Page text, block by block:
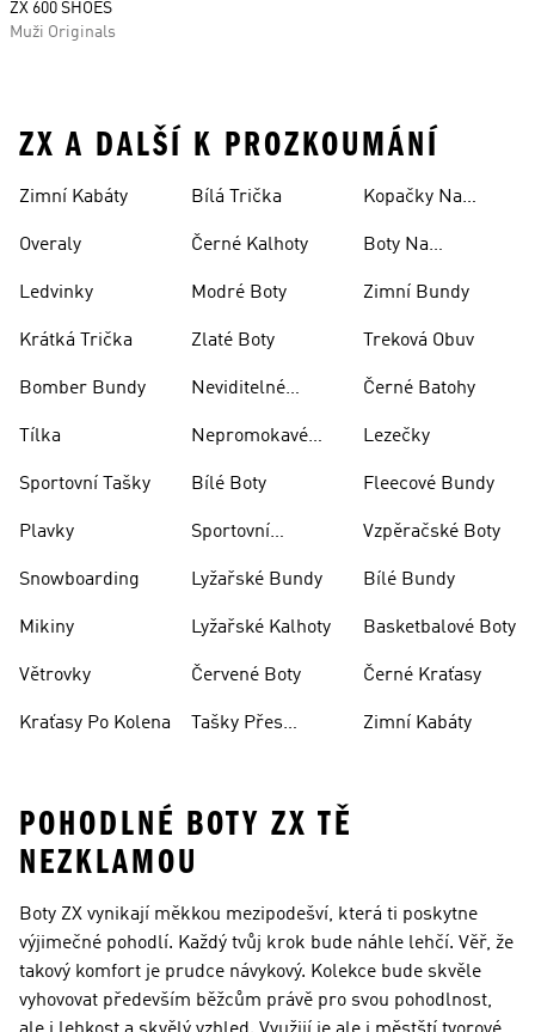
ZX 600 SHOES
Muži Originals
ZX A DALŠÍ K PROZKOUMÁNÍ
Zimní Kabáty
Overaly
Ledvinky
Krátká Trička
Bomber Bundy
Tílka
Sportovní Tašky
Plavky
Snowboarding
Mikiny
Větrovky
Kraťasy Po Kolena
Bílá Trička
Černé Kalhoty
Modré Boty
Zlaté Boty
Neviditelné
Nepromokavé
Bílé Boty
Sportovní
Lyžařské Bundy
Lyžařské Kalhoty
Červené Boty
Tašky Přes
Kopačky Na
Boty Na
Zimní Bundy
Treková Obuv
Černé Batohy
Lezečky
Fleecové Bundy
Vzpěračské Boty
Bílé Bundy
Basketbalové Boty
Černé Kraťasy
Zimní Kabáty
POHODLNÉ BOTY ZX TĚ
NEZKLAMOU
Boty ZX vynikají měkkou mezipodešví, která ti poskytne
výjimečné pohodlí. Každý tvůj krok bude náhle lehčí. Věř, že
takový komfort je prudce návykový. Kolekce bude skvěle
vyhovovat především běžcům právě pro svou pohodlnost,